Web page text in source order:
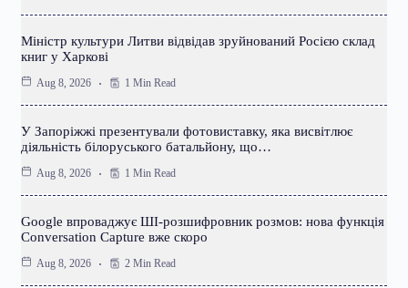
Міністр культури Литви відвідав зруйнований Росією склад
книг у Харкові
Aug 8, 2026 1 Min Read
У Запоріжжі презентували фотовиставку, яка висвітлює
діяльність білоруського батальйону, що…
Aug 8, 2026 1 Min Read
Google впроваджує ШІ-розшифровник розмов: нова функція
Conversation Capture вже скоро
Aug 8, 2026 2 Min Read